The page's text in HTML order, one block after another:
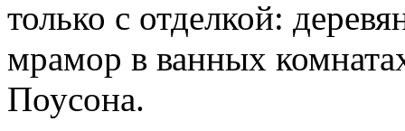
только с отделкой:
мрамор в ванных
Поусона.